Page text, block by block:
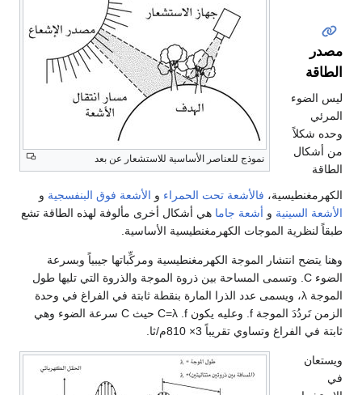
نموذج للعناصر الأساسية للاستشعار عن بعد
مصدر
الطاقة
ليس الضوء
المرئي
وحده شكلاً
من أشكال
الطاقة
الكهرمغنطيسية، فالأشعة تحت الحمراء و الأشعة فوق البنفسجية و
الأشعة السينية و أشعة جاما هي أشكال أخرى مألوفة لهذه الطاقة تشع
طبقاً لنظرية الموجات الكهرمغنطيسية الأساسية.
وهنا يتضح انتشار الموجة الكهرمغنطيسية ومركِّباتها جيبياً وبسرعة
الضوء C. وتسمى المساحة بين ذروة الموجة والذروة التي تليها طول
الموجة λ، ويسمى عدد الذرا المارة بنقطة ثابتة في الفراغ في وحدة
الزمن تَردُدَ الموجة f. وعليه يكون C=λ .f حيث C سرعة الضوء وهي
ثابتة في الفراغ وتساوي تقريباً 3× 810م/ثا.
ويستعان
في